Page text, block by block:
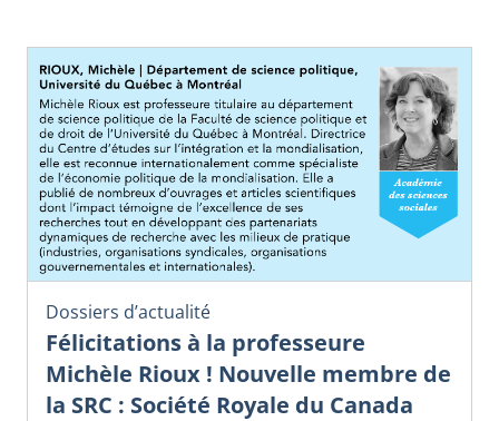
Dossiers d’actualité
Félicitations à la professeure
Michèle Rioux ! Nouvelle membre de
la SRC : Société Royale du Canada